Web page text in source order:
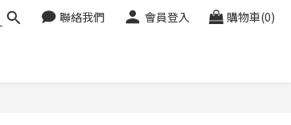
聯絡我們 會員登入 購物車(0)